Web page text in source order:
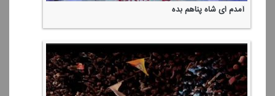
آمدم ای شاه پناهم بده